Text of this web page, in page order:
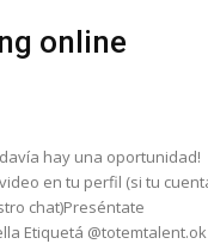
online
chat)Preséntate
Etiquetá @totemtalent.ok